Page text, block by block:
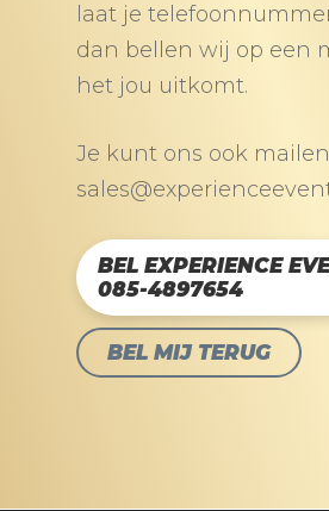
laat je
dan bellen wij op een
het jou uitkomt.
Je kunt ons ook
BEL EXPERIENCE
085-4897654
BEL MIJ TERUG